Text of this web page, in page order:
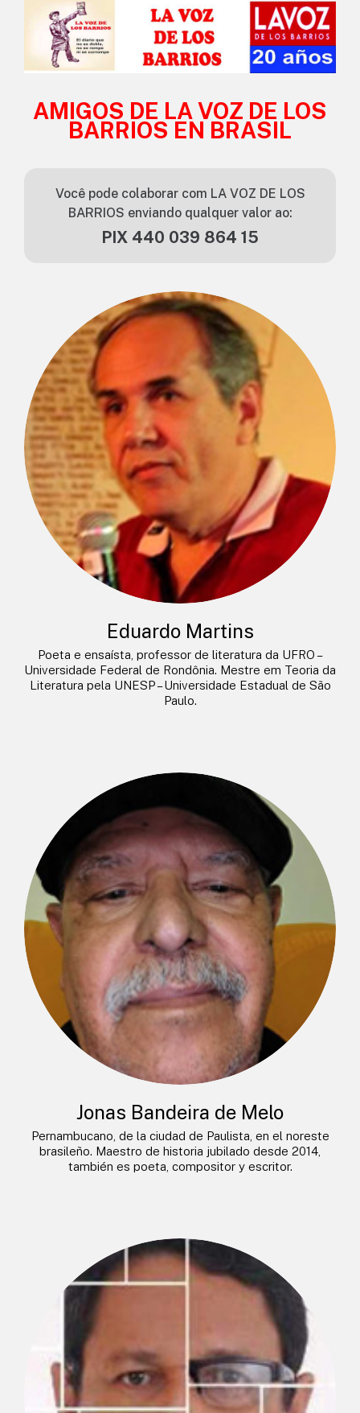
AMIGOS DE LA VOZ DE LOS
BARRIOS EN BRASIL
Você pode colaborar com LA VOZ DE LOS
BARRIOS enviando qualquer valor ao:
PIX 440 039 864 15
Eduardo Martins
Poeta e ensaísta, professor de literatura da UFRO –
Universidade Federal de Rondônia. Mestre em Teoria da
Literatura pela UNESP – Universidade Estadual de São
Paulo.
Jonas Bandeira de Melo
Pernambucano, de la ciudad de Paulista, en el noreste
brasileño. Maestro de historia jubilado desde 2014,
también es poeta, compositor y escritor.